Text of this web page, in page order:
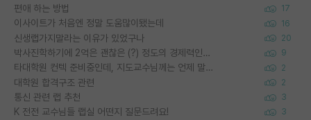
편애 하는 방법 17
이사이트가 처음엔 정말 도움많이됐는데 16
신생랩가지말라는 이유가 있었구나 20
박사진학하기에 2억은 괜찮은 (?) 정도의 경제력인가요 9
타대학원 컨텍 준비중인데, 지도교수님께는 언제 말씀드려야 할까요? 2
대학원 합격구조 관련 2
통신 관련 랩 추천 3
K 전전 교수님들 랩실 어떤지 질문드려요! 3